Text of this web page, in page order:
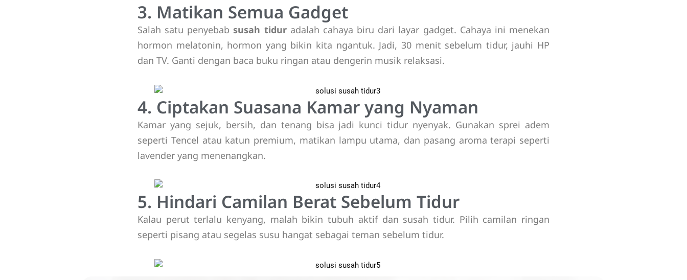
3. Matikan Semua Gadget
Salah satu penyebab susah tiduradalah cahaya biru dari layar gadget. Cahaya ini menekan
hormon melatonin, hormon yang bikin kita ngantuk. Jadi, 30 menit sebelum tidur, jauhi HP
dan TV. Ganti dengan baca buku ringan atau dengerin musik relaksasi.
4. Ciptakan Suasana Kamar yang Nyaman
Kamar yang sejuk, bersih, dan tenang bisa jadi kunci tidur nyenyak. Gunakan sprei adem
seperti Tencel atau katun premium, matikan lampu utama, dan pasang aroma terapi seperti
lavender yang menenangkan.
5. Hindari Camilan Berat Sebelum Tidur
Kalau perut terlalu kenyang, malah bikin tubuh aktif dan susah tidur. Pilih camilan ringan
seperti pisang atau segelas susu hangat sebagai teman sebelum tidur.